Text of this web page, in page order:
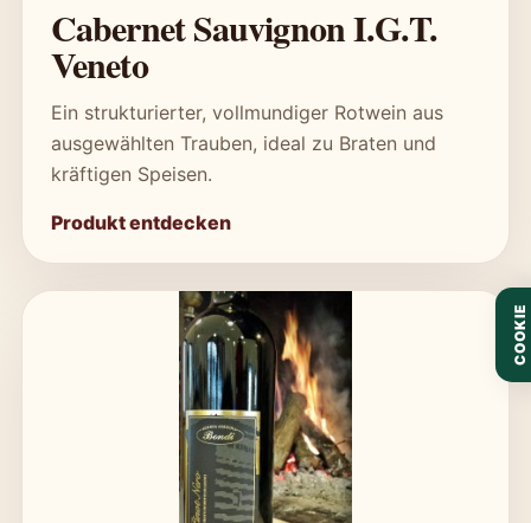
Cabernet Sauvignon I.G.T.
Veneto
Ein strukturierter, vollmundiger Rotwein aus
ausgewählten Trauben, ideal zu Braten und
kräftigen Speisen.
Produkt entdecken
COOKIE